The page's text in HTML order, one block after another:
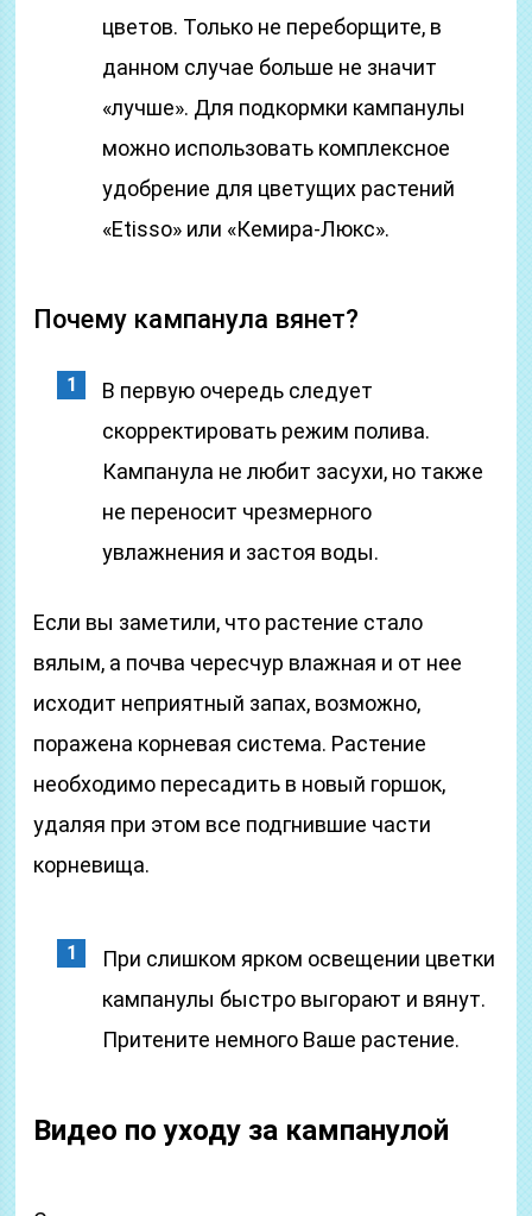
цветов. Только не переборщите, в
данном случае больше не значит
«лучше». Для подкормки кампанулы
можно использовать комплексное
удобрение для цветущих растений
«Etisso» или «Кемира-Люкс».
Почему кампанула вянет?
В первую очередь следует
скорректировать режим полива.
Кампанула не любит засухи, но также
не переносит чрезмерного
увлажнения и застоя воды.
Если вы заметили, что растение стало
вялым, а почва чересчур влажная и от нее
исходит неприятный запах, возможно,
поражена корневая система. Растение
необходимо пересадить в новый горшок,
удаляя при этом все подгнившие части
корневища.
При слишком ярком освещении цветки
кампанулы быстро выгорают и вянут.
Притените немного Ваше растение.
Видео по уходу за кампанулой